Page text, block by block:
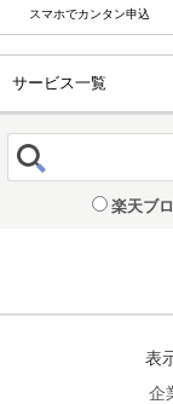
スマホでカンタン申込
サービス一覧
楽天ブ
表
企